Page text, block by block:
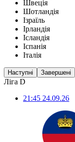
Швеція
Шотландія
Ізраїль
Ірландія
Ісландія
Іспанія
Італія
Наступні Завершені
Ліга D
21:45 24.09.26